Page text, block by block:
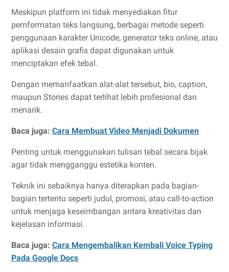
Meskipun platform ini tidak menyediakan fitur
pemformatan teks langsung, berbagai metode seperti
penggunaan karakter Unicode, generator teks online, atau
aplikasi desain grafis dapat digunakan untuk
menciptakan efek tebal.
Dengan memanfaatkan alat-alat tersebut, bio, caption,
maupun Stories dapat terlihat lebih profesional dan
menarik.
Baca juga: Cara Membuat Video Menjadi Dokumen
Penting untuk menggunakan tulisan tebal secara bijak
agar tidak mengganggu estetika konten.
Teknik ini sebaiknya hanya diterapkan pada bagian-
bagian tertentu seperti judul, promosi, atau call-to-action
untuk menjaga keseimbangan antara kreativitas dan
kejelasan informasi.
Baca juga: Cara Mengembalikan Kembali Voice Typing
Pada Google Docs